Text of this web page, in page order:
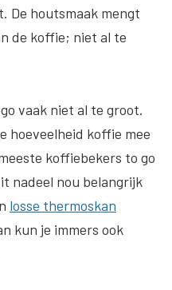
De houtsmaak mengt
de koffie; niet al te
vaak niet al te groot.
hoeveelheid koffie mee
koffiebekers to go
nadeel nou belangrijk
losse thermoskan
kun je immers ook